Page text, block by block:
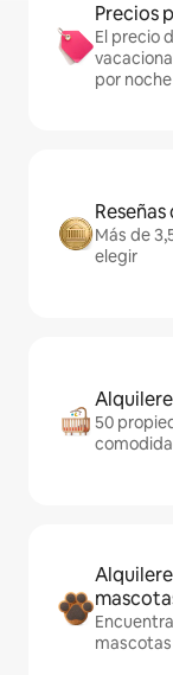
Precios
El precio
por
Más de
elegir
50
mascotas